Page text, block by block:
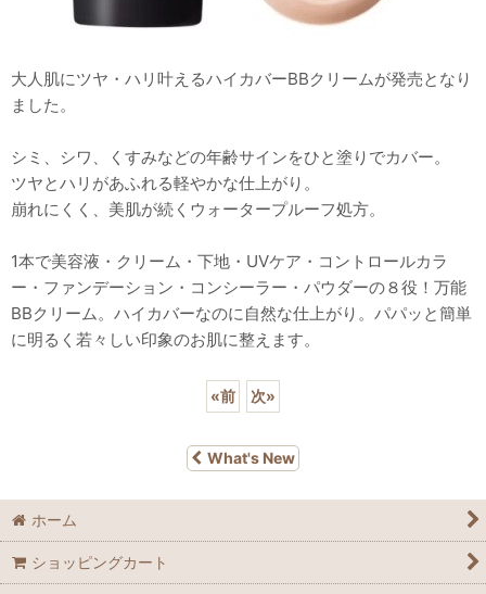
大人肌にツヤ・ハリ叶えるハイカバーBBクリームが発売となり
ました。
シミ、シワ、くすみなどの年齢サインをひと塗りでカバー。
ツヤとハリがあふれる軽やかな仕上がり。
崩れにくく、美肌が続くウォータープルーフ処方。
1本で美容液・クリーム・下地・UVケア・コントロールカラ
ー・ファンデーション・コンシーラー・パウダーの８役！万能
BBクリーム。ハイカバーなのに自然な仕上がり。パパッと簡単
に明るく若々しい印象のお肌に整えます。
«前 次»
What's New
ホーム
ショッピングカート